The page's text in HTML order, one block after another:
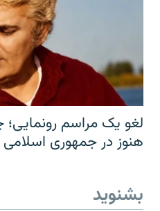
لغو یک مراسم رونمایی؛
هنوز در جمهوری
بشنوید